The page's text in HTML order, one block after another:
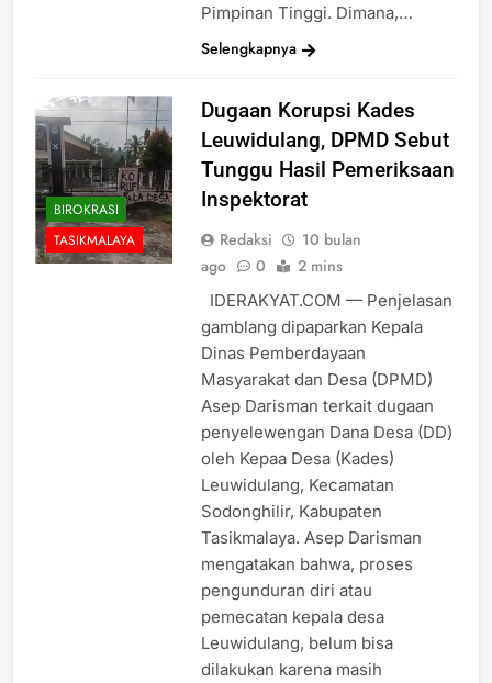
Pimpinan Tinggi. Dimana,…
Selengkapnya
BIROKRASI
TASIKMALAYA
Dugaan Korupsi Kades
Leuwidulang, DPMD Sebut
Tunggu Hasil Pemeriksaan
Inspektorat
Redaksi
10 bulan
ago
0 2 mins
IDERAKYAT.COM — Penjelasan
gamblang dipaparkan Kepala
Dinas Pemberdayaan
Masyarakat dan Desa (DPMD)
Asep Darisman terkait dugaan
penyelewengan Dana Desa (DD)
oleh Kepaa Desa (Kades)
Leuwidulang, Kecamatan
Sodonghilir, Kabupaten
Tasikmalaya. Asep Darisman
mengatakan bahwa, proses
pengunduran diri atau
pemecatan kepala desa
Leuwidulang, belum bisa
dilakukan karena masih